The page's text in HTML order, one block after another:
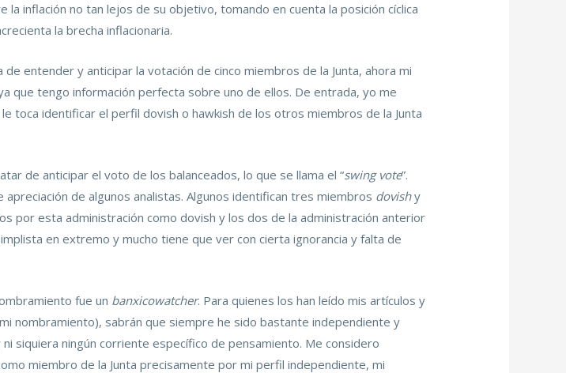
inflación no tan lejos de su objetivo, tomando en cuenta la posición cíclica
la brecha inflacionaria.
de entender y anticipar la votación de cinco miembros de la Junta, ahora mi
que tengo información perfecta sobre uno de ellos. De entrada, yo me
toca identificar el perfil dovish o hawkish de los otros miembros de la Junta
de anticipar el voto de los balanceados, lo que se llama el “swing vote”.
de algunos analistas. Algunos identifican tres miembros dovishy
por esta administración como dovish y los dos de la administración anterior
en extremo y mucho tiene que ver con cierta ignorancia y falta de
fue un banxicowatcher. Para quienes los han leído mis artículos y
nombramiento), sabrán que siempre he sido bastante independiente y
siquiera ningún corriente específico de pensamiento. Me considero
miembro de la Junta precisamente por mi perfil independiente, mi